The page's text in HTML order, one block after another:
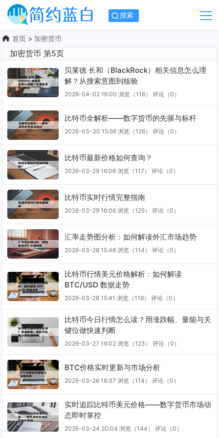
搜索
首页 > 加密货币
加密货币 第5页
贝莱德 长和（BlackRock）相关信息怎么理
解？从搜索意图到核验
2026-04-02 16:00 浏览（116） 评论（0 ）
比特币全解析——数字货币的先驱与标杆
2026-03-30 15:56 浏览（126） 评论（0 ）
比特币最新价格如何查询？
2026-03-29 16:06 浏览（117） 评论（0 ）
比特币实时行情完整指南
2026-03-29 16:06 浏览（125） 评论（0 ）
汇率走势图分析：如何解读外汇市场趋势
2026-03-28 15:46 浏览（114） 评论（0 ）
比特币行情美元价格解析：如何解读
BTC/USD 数据走势
2026-03-28 15:41 浏览（119） 评论（0 ）
比特币今日行情怎么读？用涨跌幅、量能与关
键位做快速判断
2026-03-27 19:02 浏览（123） 评论（0 ）
BTC价格实时更新与市场分析
2026-03-26 16:37 浏览（114） 评论（0 ）
实时追踪比特币美元价格——数字货币市场动
态即时掌控
2026-03-24 20:04 浏览（144） 评论（0 ）